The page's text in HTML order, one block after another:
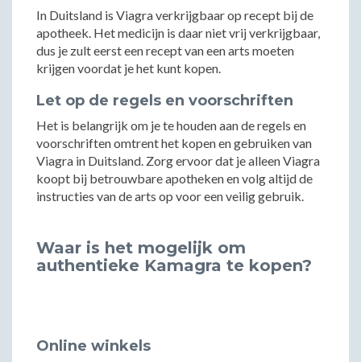
In Duitsland is Viagra verkrijgbaar op recept bij de
apotheek. Het medicijn is daar niet vrij verkrijgbaar,
dus je zult eerst een recept van een arts moeten
krijgen voordat je het kunt kopen.
Let op de regels en voorschriften
Het is belangrijk om je te houden aan de regels en
voorschriften omtrent het kopen en gebruiken van
Viagra in Duitsland. Zorg ervoor dat je alleen Viagra
koopt bij betrouwbare apotheken en volg altijd de
instructies van de arts op voor een veilig gebruik.
Waar is het mogelijk om
authentieke Kamagra te kopen?
Online winkels